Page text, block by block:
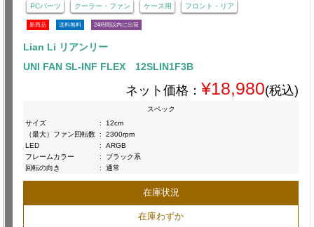
PCパーツ クーラー・ファン ケース用 フロント・リア
新商品 送料無料 24時間以内に出荷
Lian Li リアンリー
UNI FAN SL-INF FLEX 12SLIN1F3B
ネット価格： ¥18,980(税込)
スペック
サイズ
:
12cm
（最大）ファン回転数 :
2300rpm
LED
:
ARGB
フレームカラー
:
ブラック系
回転の向き
: 通常
在庫状況
在庫わずか